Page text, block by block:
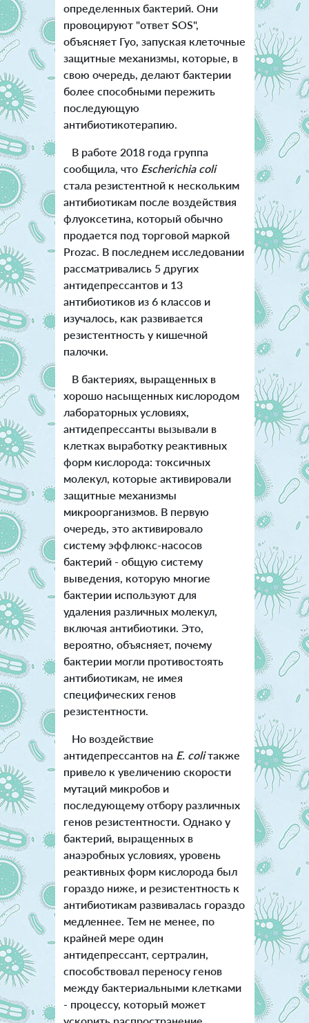
определенных бактерий. Они
провоцируют "ответ SOS",
объясняет Гуо, запуская клеточные
защитные механизмы, которые, в
свою очередь, делают бактерии
более способными пережить
последующую
антибиотикотерапию.
В работе 2018 года группа
сообщила, что Escherichia coli
стала резистентной к нескольким
антибиотикам после воздействия
флуоксетина, который обычно
продается под торговой маркой
Prozac. В последнем исследовании
рассматривались 5 других
антидепрессантов и 13
антибиотиков из 6 классов и
изучалось, как развивается
резистентность у кишечной
палочки.
В бактериях, выращенных в
хорошо насыщенных кислородом
лабораторных условиях,
антидепрессанты вызывали в
клетках выработку реактивных
форм кислорода: токсичных
молекул, которые активировали
защитные механизмы
микроорганизмов. В первую
очередь, это активировало
систему эффлюкс-насосов
бактерий - общую систему
выведения, которую многие
бактерии используют для
удаления различных молекул,
включая антибиотики. Это,
вероятно, объясняет, почему
бактерии могли противостоять
антибиотикам, не имея
специфических генов
резистентности.
Но воздействие
антидепрессантов на E. coliтакже
привело к увеличению скорости
мутаций микробов и
последующему отбору различных
генов резистентности. Однако у
бактерий, выращенных в
анаэробных условиях, уровень
реактивных форм кислорода был
гораздо ниже, и резистентность к
антибиотикам развивалась гораздо
медленнее. Тем не менее, по
крайней мере один
антидепрессант, сертралин,
способствовал переносу генов
между бактериальными клетками
- процессу, который может